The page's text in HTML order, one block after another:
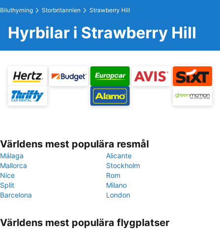
Biluthyrning Storbritannien Strawberry Hill
Hyrbilar i Strawberry Hill
Världens mest populära resmål
Málaga
Alicante
Mallorca
Stockholm
Nice
Rom
Split
Milano
Barcelona
London
Världens mest populära flygplatser